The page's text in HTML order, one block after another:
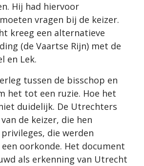
Hij had hiervoor
vragen bij de keizer.
kreeg een alternatieve
(de Vaartse Rijn) met de
en Lek.
tussen de bisschop en
het tot een ruzie. Hoe het
duidelijk. De Utrechters
de keizer, die hen
die werden
oorkonde. Het document
als erkenning van Utrecht